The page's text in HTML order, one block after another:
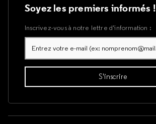
Soyez les premiers informés !
Inscrivez-vous à notre lettre d’information :